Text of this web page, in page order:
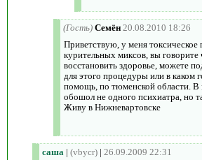
(Гость) Семён 20.08.2010 18:26
Приветствую, у меня токсическое
курительных миксов, вы
восстановить здоровье, можете
для этого процедуры или в каком
помощь, по тюменской области. В
обошол не одного психиатра, но
Живу в Нижневартовске
саша | (vbycr) | 26.09.2009 22:31